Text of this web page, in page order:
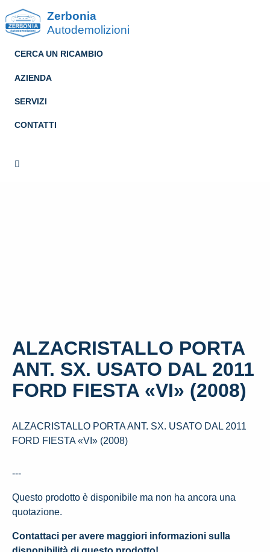
Zerbonia
Autodemolizioni
CERCA UN RICAMBIO
AZIENDA
SERVIZI
CONTATTI
ALZACRISTALLO PORTA
ANT. SX. USATO DAL 2011
FORD FIESTA «VI» (2008)
ALZACRISTALLO PORTA ANT. SX. USATO DAL 2011
FORD FIESTA «VI» (2008)
---
Questo prodotto è disponibile ma non ha ancora una
quotazione.
Contattaci per avere maggiori informazioni sulla